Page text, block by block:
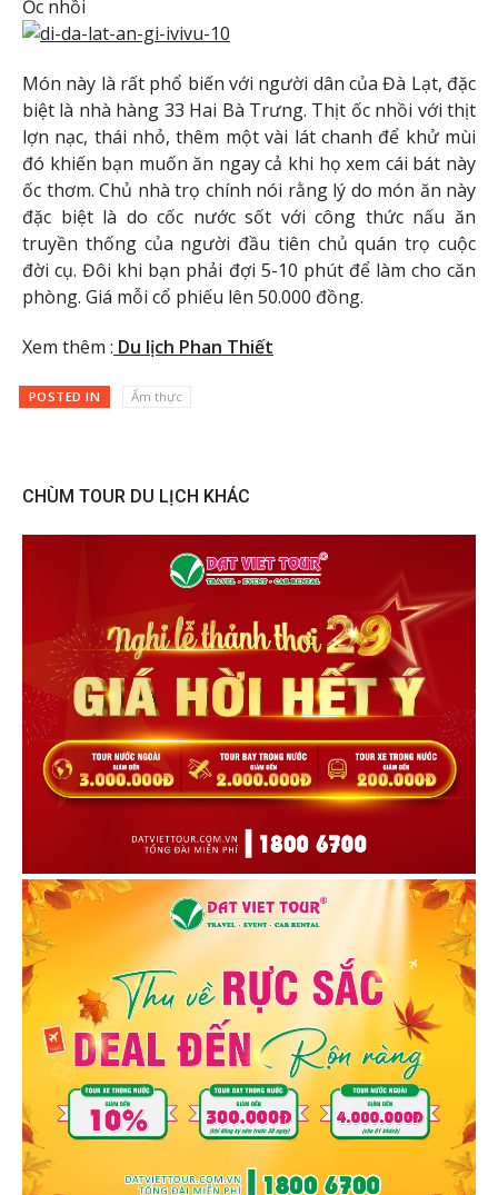
Ốc nhồi
Món này là rất phổ biến với người dân của Đà Lạt, đặc
biệt là nhà hàng 33 Hai Bà Trưng. Thịt ốc nhồi với thịt
lợn nạc, thái nhỏ, thêm một vài lát chanh để khử mùi
đó khiến bạn muốn ăn ngay cả khi họ xem cái bát này
ốc thơm. Chủ nhà trọ chính nói rằng lý do món ăn này
đặc biệt là do cốc nước sốt với công thức nấu ăn
truyền thống của người đầu tiên chủ quán trọ cuộc
đời cụ. Đôi khi bạn phải đợi 5-10 phút để làm cho căn
phòng. Giá mỗi cổ phiếu lên 50.000 đồng.
Xem thêm : Du lịch Phan Thiết
POSTED IN Ẩm thực
CHÙM TOUR DU LỊCH KHÁC